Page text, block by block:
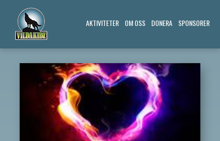
AKTIVITETER OM OSS DONERA SPONSORER